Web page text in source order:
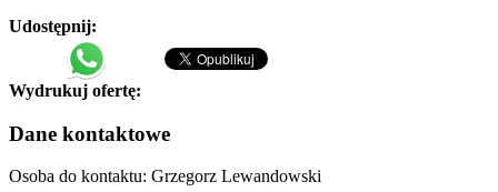
Udostępnij:
Wydrukuj ofertę:
Dane kontaktowe
Osoba do kontaktu: Grzegorz Lewandowski